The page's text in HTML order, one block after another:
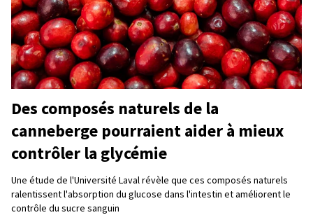
Des composés naturels de la
canneberge pourraient aider à mieux
contrôler la glycémie
Une étude de l'Université Laval révèle que ces composés naturels
ralentissent l'absorption du glucose dans l'intestin et améliorent le
contrôle du sucre sanguin